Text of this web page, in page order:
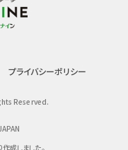
プライバシーポリシー
Reserved.
成しました。